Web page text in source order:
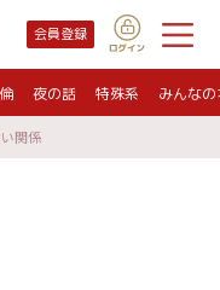
会員登録
夜の話 特殊系 みんな
関係